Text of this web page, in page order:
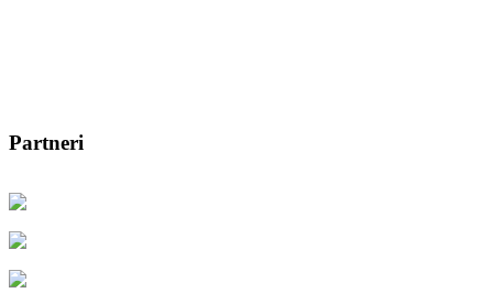
Partneri